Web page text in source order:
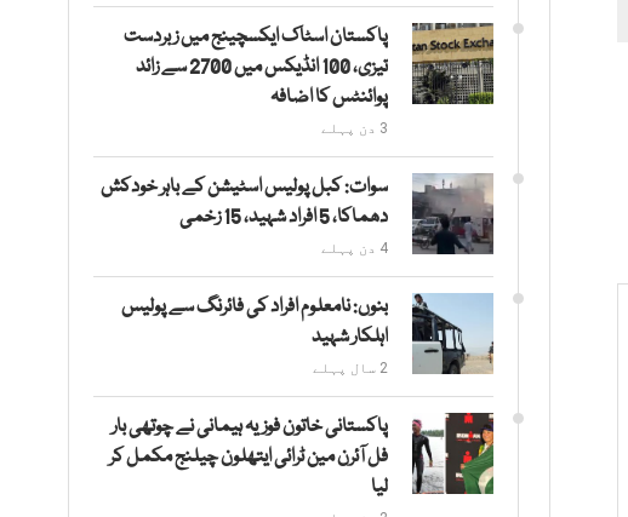
پاکستان اسٹاک ایکسچینج میں زبردست
تیزی، 100 انڈیکس میں 2700 سے زائد
پوائنٹس کا اضافہ
3 دن پہلے
سوات: کبل پولیس اسٹیشن کے باہر خودکش
دھماکا، 5 افراد شہید، 15 زخمی
4 دن پہلے
بنوں: نامعلوم افراد کی فائرنگ سے پولیس
اہلکار شہید
2 سال پہلے
پاکستانی خاتون فوزیہ ہیمانی نے چوتھی بار
فل آئرن مین ٹرائی ایتھلون چیلنج مکمل کر
لیا